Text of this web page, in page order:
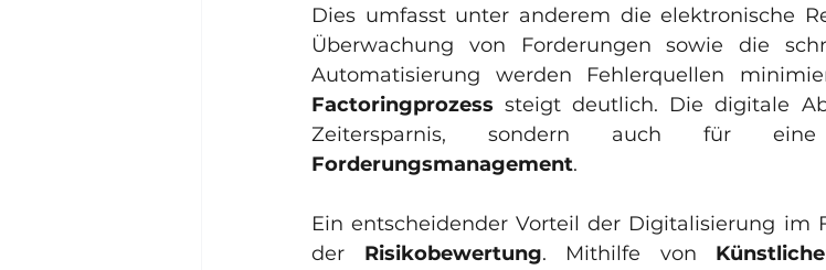
Dies umfasst unter anderem die elektronische
Überwachung von Forderungen sowie die
Automatisierung werden Fehlerquellen
Factoringprozess steigt deutlich. Die digitale
Zeitersparnis, sondern auch für
Forderungsmanagement.
Ein entscheidender Vorteil der Digitalisierung im
der Risikobewertung. Mithilfe von